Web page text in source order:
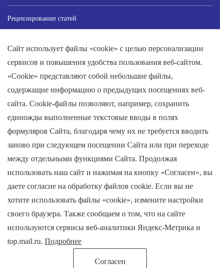
Рецензирование статей
Публикации
Текущий номер
Архив
Контакты
Защита персональных данных
© 2026 Научный журнал «Пространство педагогических исследований»
Череповецкий Государственный Университет
Сайт использует файлы «cookie» с целью персонализации
сервисов и повышения удобства пользования веб-сайтом.
«Cookie» представляют собой небольшие файлы,
содержащие информацию о предыдущих посещениях веб-
сайта. Cookie-файлы позволяют, например, сохранить
единожды выполненные текстовые вводы в полях
формуляров Сайта, благодаря чему их не требуется вводить
заново при следующем посещении Сайта или при переходе
между отдельными функциями Сайта. Продолжая
использовать наш сайт и нажимая на кнопку «Согласен», вы
даете согласие на обработку файлов cookie. Если вы не
хотите использовать файлы «cookie», измените настройки
своего браузера. Также сообщаем о том, что на сайте
используются сервисы веб-аналитики Яндекс-Метрика и
top.mail.ru. Подробнее
Согласен